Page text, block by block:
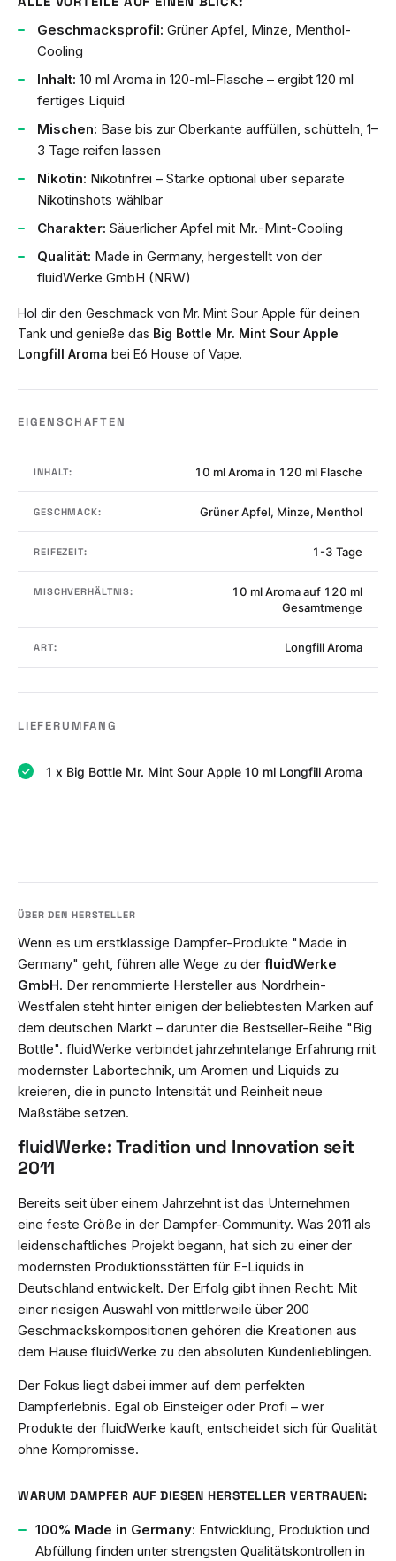
Geschmacksprofil: Grüner Apfel, Minze, Menthol-
Cooling
Inhalt: 10 ml Aroma in 120-ml-Flasche – ergibt 120 ml
fertiges Liquid
Mischen: Base bis zur Oberkante auffüllen, schütteln, 1–
3 Tage reifen lassen
Nikotin: Nikotinfrei – Stärke optional über separate
Nikotinshots wählbar
Charakter: Säuerlicher Apfel mit Mr.-Mint-Cooling
Qualität: Made in Germany, hergestellt von der
fluidWerke GmbH (NRW)
Hol dir den Geschmack von Mr. Mint Sour Apple für deinen
Tank und genieße das Big Bottle Mr. Mint Sour Apple
Longfill Aroma bei E6 House of Vape.
EIGENSCHAFTEN
INHALT: 10 ml Aroma in 120 ml Flasche
GESCHMACK: Grüner Apfel, Minze, Menthol
REIFEZEIT: 1-3 Tage
MISCHVERHÄLTNIS:
10 ml Aroma auf 120 ml
Gesamtmenge
ART: Longfill Aroma
LIEFERUMFANG
1 x Big Bottle Mr. Mint Sour Apple 10 ml Longfill Aroma
Wenn es um erstklassige Dampfer-Produkte "Made in
Germany" geht, führen alle Wege zu der fluidWerke
GmbH. Der renommierte Hersteller aus Nordrhein-
Westfalen steht hinter einigen der beliebtesten Marken auf
dem deutschen Markt – darunter die Bestseller-Reihe "Big
Bottle". fluidWerke verbindet jahrzehntelange Erfahrung mit
modernster Labortechnik, um Aromen und Liquids zu
kreieren, die in puncto Intensität und Reinheit neue
Maßstäbe setzen.
fluidWerke: Tradition und Innovation seit
2011
Bereits seit über einem Jahrzehnt ist das Unternehmen
eine feste Größe in der Dampfer-Community. Was 2011 als
leidenschaftliches Projekt begann, hat sich zu einer der
modernsten Produktionsstätten für E-Liquids in
Deutschland entwickelt. Der Erfolg gibt ihnen Recht: Mit
einer riesigen Auswahl von mittlerweile über 200
Geschmackskompositionen gehören die Kreationen aus
dem Hause fluidWerke zu den absoluten Kundenlieblingen.
Der Fokus liegt dabei immer auf dem perfekten
Dampferlebnis. Egal ob Einsteiger oder Profi – wer
Produkte der fluidWerke kauft, entscheidet sich für Qualität
ohne Kompromisse.
WARUM DAMPFER AUF DIESEN HERSTELLER VERTRAUEN:
100% Made in Germany: Entwicklung, Produktion und
Abfüllung finden unter strengsten Qualitätskontrollen in